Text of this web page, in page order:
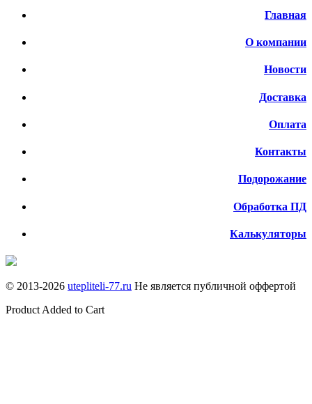
Главная
О компании
Новости
Доставка
Оплата
Контакты
Подорожание
Обработка ПД
Калькуляторы
© 2013-2026 utepliteli-77.ru Не является публичной оффертой
Product Added to Cart